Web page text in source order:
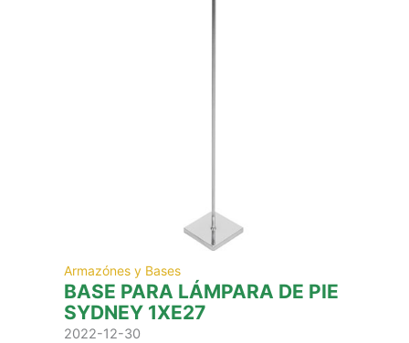
Armazónes y Bases
BASE PARA LÁMPARA DE PIE
SYDNEY 1XE27
2022-12-30